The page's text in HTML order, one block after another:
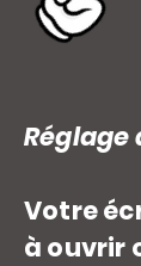
Réglage
Votre
à ouvrir